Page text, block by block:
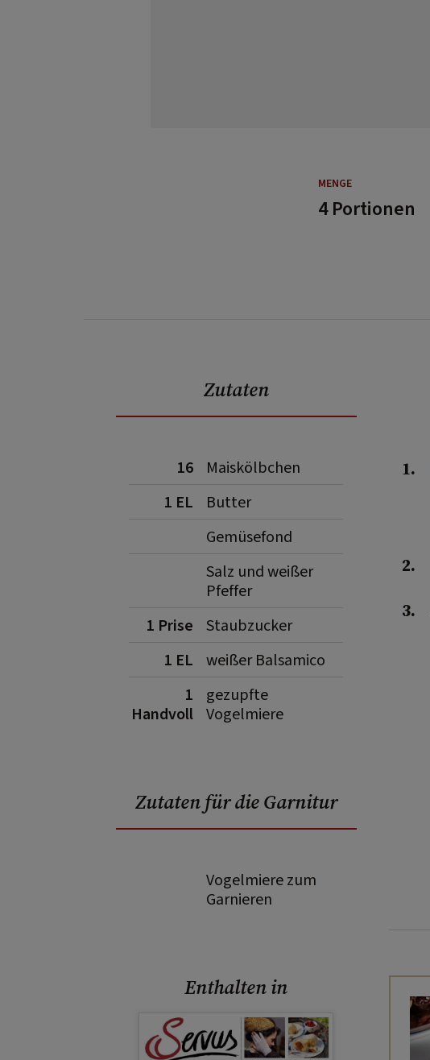
MENGE
4 Portionen
Zutaten
16
Maiskölbchen
1 EL
Butter
Gemüsefond
Salz und weißer
Pfeffer
1 Prise
Staubzucker
1 EL
weißer Balsamico
1
Handvoll
gezupfte
Vogelmiere
Zutaten für die Garnitur
Vogelmiere zum
Garnieren
Enthalten in